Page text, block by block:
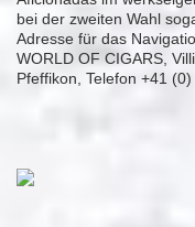
bei der zweiten Wahl
Adresse für das
WORLD OF CIGARS,
Pfeffikon, Telefon +41